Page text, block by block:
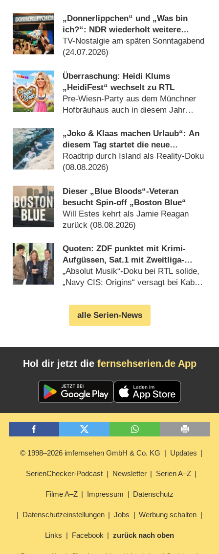
„Donnerlippchen“ und „Was bin
ich?“: NDR wiederholt weitere
Showklassiker
TV-Nostalgie am späten Sonntagabend
(24.07.2026)
Überraschung: Heidi Klums
„HeidiFest“ wechselt zu RTL
Pre-Wiesn-Party aus dem Münchner
Hofbräuhaus auch in diesem Jahr
„Joko & Klaas machen Urlaub“: An
diesem Tag startet die neue
Sendung des Entertainer-Duos
Roadtrip durch Island als Reality-Doku
(08.08.2026)
Dieser „Blue Bloods“-Veteran
besucht Spin-off „Boston Blue“
Will Estes kehrt als Jamie Reagan
zurück (08.08.2026)
Quoten: ZDF punktet mit Krimi-
Aufgüssen, Sat.1 mit Zweitliga-
Auftakt
„Absolut Musik“-Doku bei RTL solide,
„Navy CIS: Origins“ versagt bei Kabel
alle Serien-News
Hol dir jetzt die fernsehserien.de App
© 1998–2026 imfernsehen GmbH & Co. KG Updates
SerienChecker-Podcast Newsletter Serien A–Z
Filme A–Z Impressum Datenschutz
Datenschutzeinstellungen Jobs Werbung schalten
Links Facebook zurück nach oben